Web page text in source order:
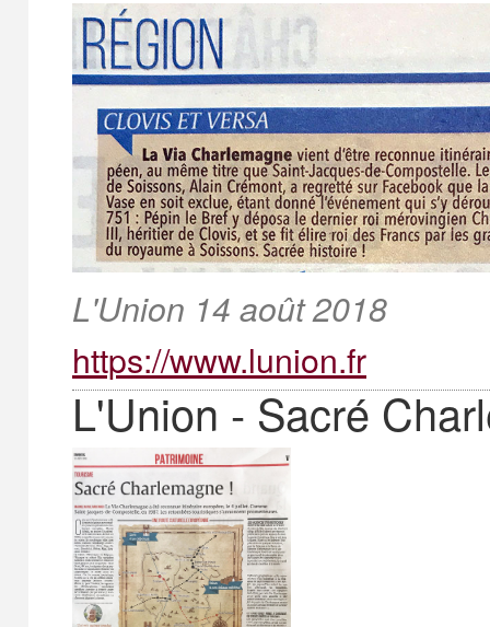
L'Union 14 août 2018
https://www.lunion.fr
L'Union - Sacré